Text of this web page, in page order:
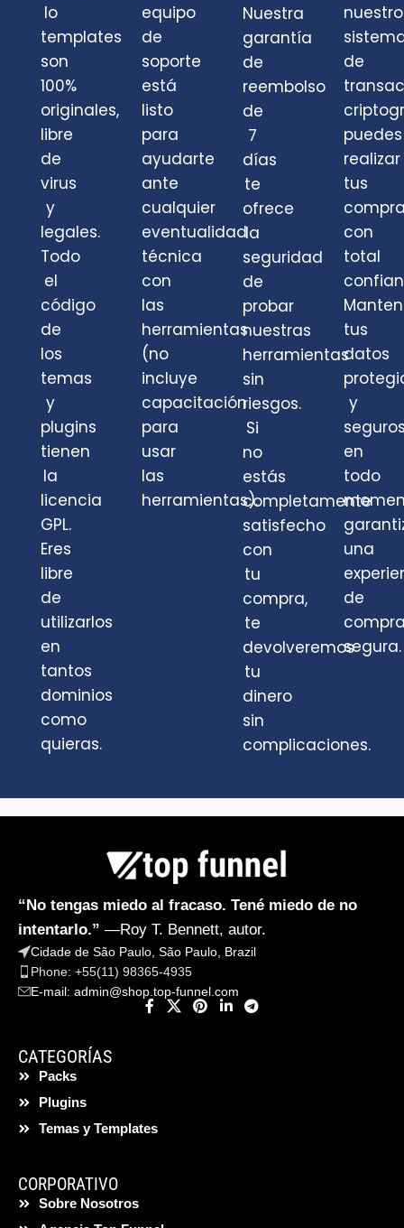
lo
templates
son
100%
originales,
libre
de
virus
y
legales.
Todo
el
código
de
los
temas
y
plugins
tienen
la
licencia
GPL.
Eres
libre
de
utilizarlos
en
tantos
dominios
como
quieras.
equipo
de
soporte
está
listo
para
ayudarte
ante
cualquier
eventualidad
técnica
con
las
herramientas
(no
incluye
capacitación
para
usar
las
herramientas).
Nuestra
garantía
de
reembolso
de
7
días
te
ofrece
la
seguridad
de
probar
nuestras
herramientas
sin
riesgos.
Si
no
estás
completamente
satisfecho
con
tu
compra,
te
devolveremos
tu
dinero
sin
complicaciones.
nuestro
de
puedes
realizar
tus
con
total
tus
datos
y
en
todo
una
de
segura.
“No tengas miedo al fracaso. Tené miedo de no
intentarlo.” —Roy T. Bennett, autor.
Cidade de São Paulo, São Paulo, Brazil
Phone: +55(11) 98365-4935
E-mail: admin@shop.top-funnel.com
CATEGORÍAS
Packs
Plugins
Temas y Templates
CORPORATIVO
Sobre Nosotros